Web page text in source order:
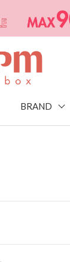
BRAND